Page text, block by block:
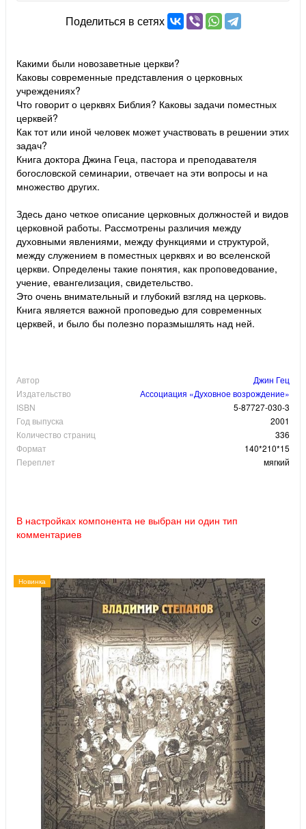
Поделиться в сетях
Какими были новозаветные церкви?
Каковы современные представления о церковных
учреждениях?
Что говорит о церквях Библия? Каковы задачи поместных
церквей?
Как тот или иной человек может участвовать в решении этих
задач?
Книга доктора Джина Геца, пастора и преподавателя
богословской семинарии, отвечает на эти вопросы и на
множество других.
Здесь дано четкое описание церковных должностей и видов
церковной работы. Рассмотрены различия между
духовными явлениями, между функциями и структурой,
между служением в поместных церквях и во вселенской
церкви. Определены такие понятия, как проповедование,
учение, евангелизация, свидетельство.
Это очень внимательный и глубокий взгляд на церковь.
Книга является важной проповедью для современных
церквей, и было бы полезно поразмышлять над ней.
Автор
Джин Гец
Издательство
Ассоциация «Духовное возрождение»
ISBN
5-87727-030-3
Год выпуска
2001
Количество страниц
336
Формат
140*210*15
Переплет
мягкий
В настройках компонента не выбран ни один тип
комментариев
Новинка